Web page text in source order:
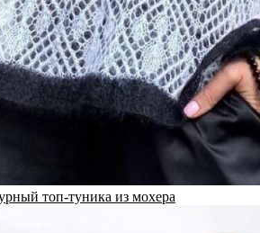
топ-туника из мохера